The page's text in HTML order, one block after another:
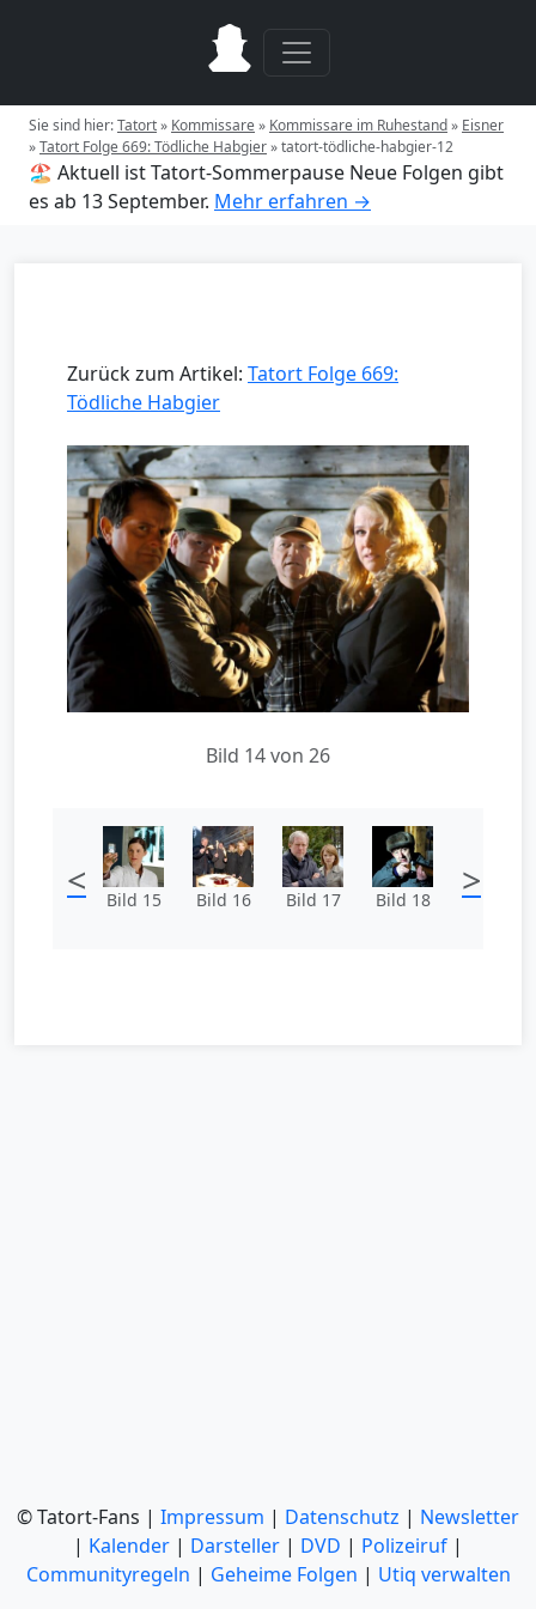
Sie sind hier:Tatort» Kommissare» Kommissare im Ruhestand» Eisner
»Tatort Folge 669: Tödliche Habgier»tatort-tödliche-habgier-12
🏖️ Aktuell ist Tatort-Sommerpause Neue Folgen gibt
es ab 13 September. Mehr erfahren →
Zurück zum Artikel: Tatort Folge 669:
Tödliche Habgier
Bild 14 von 26
< Bild 15 Bild 16 Bild 17 Bild 18 >
© Tatort-Fans | Impressum | Datenschutz | Newsletter
| Kalender | Darsteller | DVD | Polizeiruf |
Communityregeln | Geheime Folgen | Utiq verwalten